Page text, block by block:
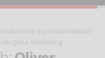
sui social network
'Marketing'